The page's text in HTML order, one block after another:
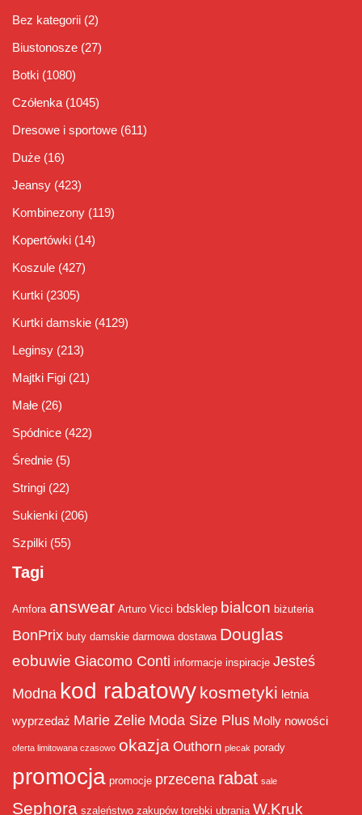
Bez kategorii (2)
Biustonosze (27)
Botki (1080)
Czółenka (1045)
Dresowe i sportowe (611)
Duże (16)
Jeansy (423)
Kombinezony (119)
Kopertówki (14)
Koszule (427)
Kurtki (2305)
Kurtki damskie (4129)
Leginsy (213)
Majtki Figi (21)
Małe (26)
Spódnice (422)
Średnie (5)
Stringi (22)
Sukienki (206)
Szpilki (55)
Tagi
Amfora answear Arturo Vicci bdsklep bialcon biżuteria
BonPrix buty damskie darmowa dostawa Douglas
eobuwie Giacomo Conti informacje inspiracje Jesteś
Modna kod rabatowy kosmetyki letnia
wyprzedaż Marie Zelie Moda Size Plus Molly nowości
oferta limitowana czasowo okazja Outhorn plecak porady
promocja promocje przecena rabat sale
Sephora szaleństwo zakupów torebki ubrania W.Kruk